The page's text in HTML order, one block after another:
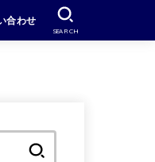
合わせ
SEARCH